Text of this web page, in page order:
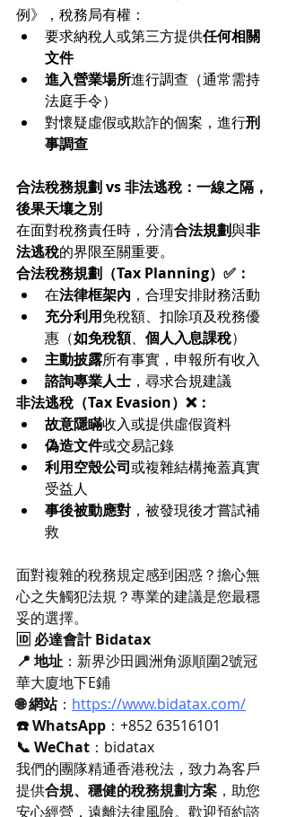
例》，稅務局有權：
要求納稅人或第三方提供任何相關
文件
進入營業場所進行調查（通常需持
法庭手令）
對懷疑虛假或欺詐的個案，進行刑
事調查
合法稅務規劃 vs 非法逃稅：一線之隔，
後果天壤之別
在面對稅務責任時，分清合法規劃與非
法逃稅的界限至關重要。
合法稅務規劃（Tax Planning）✅：
在法律框架內 ，合理安排財務活動
充分利用免稅額、扣除項及稅務優
惠（如免稅額、 個人入息課稅）
主動披露所有事實，申報所有收入
諮詢專業人士 ，尋求合規建議
非法逃稅（Tax Evasion）❌：
故意隱瞞收入或提供虛假資料
偽造文件或交易記錄
利用空殼公司或複雜結構掩蓋真實
受益人
事後被動應對 ，被發現後才嘗試補
救
面對複雜的稅務規定感到困惑？擔心無
心之失觸犯法規？專業的建議是您最穩
妥的選擇。
🆔 必達會計 Bidatax
📍 地址 ：新界沙田圓洲角源順圍2號冠
華大廈地下E鋪
🌐 網站 ： https://www.bidatax.com/
☎️ WhatsApp ：+852 63516101
📞 WeChat ：bidatax
我們的團隊精通香港稅法，致力為客戶
提供合規、穩健的稅務規劃方案 ，助您
安心經營，遠離法律風險。歡迎預約諮